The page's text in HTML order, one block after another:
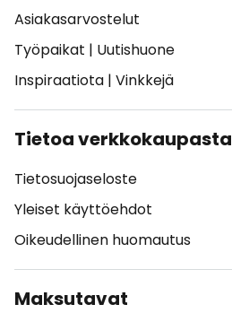
Asiakasarvostelut
Työpaikat | Uutishuone
Inspiraatiota | Vinkkejä
Tietoa verkkokaupasta
Tietosuojaseloste
Yleiset käyttöehdot
Oikeudellinen huomautus
Maksutavat